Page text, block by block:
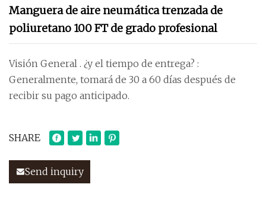
Manguera de aire neumática trenzada de
poliuretano 100 FT de grado profesional
Visión General . ¿y el tiempo de entrega? :
Generalmente, tomará de 30 a 60 días después de
recibir su pago anticipado.
SHARE
Send inquiry